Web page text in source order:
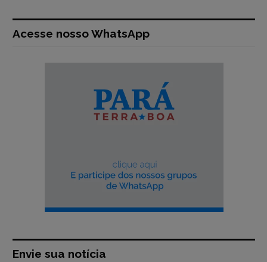
Acesse nosso WhatsApp
Envie sua notícia